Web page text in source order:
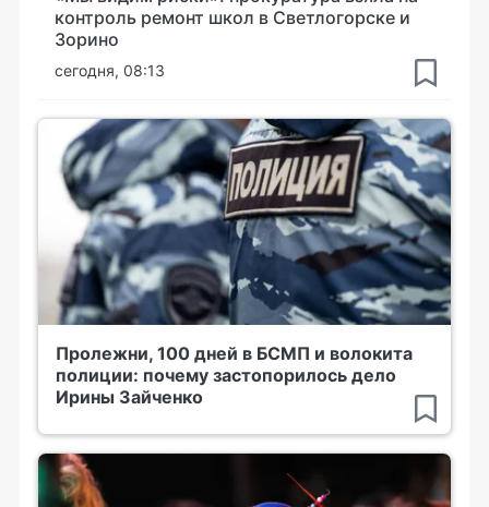
контроль ремонт школ в Светлогорске и
Зорино
сегодня, 08:13
Пролежни, 100 дней в БСМП и волокита
полиции: почему застопорилось дело
Ирины Зайченко